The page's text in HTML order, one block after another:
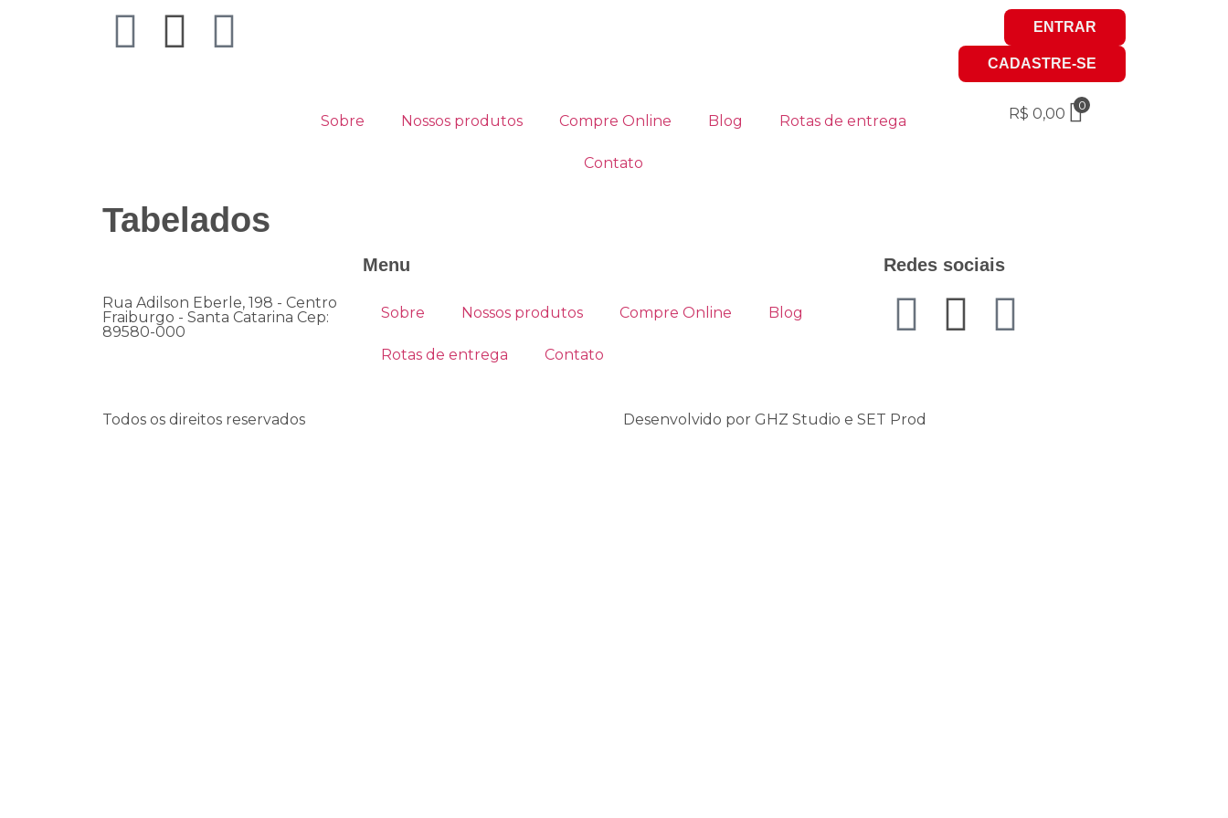
ENTRAR
CADASTRE-SE
Sobre Nossos produtos Compre Online Blog Rotas de entrega
Contato
R$ 0,00 0
Tabelados
Rua Adilson Eberle, 198 - Centro
Fraiburgo - Santa Catarina Cep:
89580-000
Menu
Sobre Nossos produtos Compre Online Blog
Rotas de entrega Contato
Redes sociais
Todos os direitos reservados Desenvolvido por GHZ Studio e SET Prod